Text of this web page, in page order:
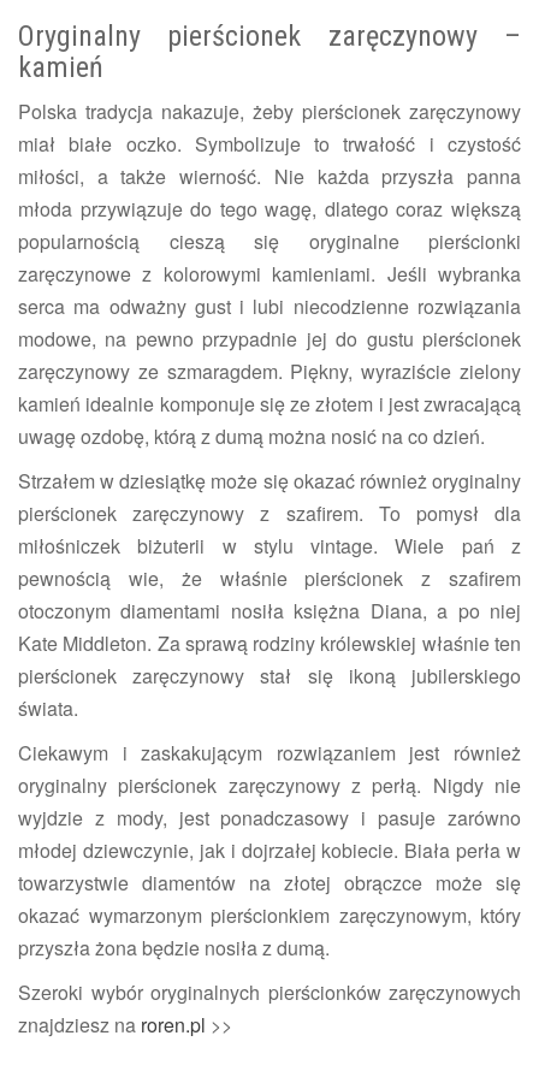
Oryginalny pierścionek zaręczynowy –
kamień
Polska tradycja nakazuje, żeby pierścionek zaręczynowy
miał białe oczko. Symbolizuje to trwałość i czystość
miłości, a także wierność. Nie każda przyszła panna
młoda przywiązuje do tego wagę, dlatego coraz większą
popularnością cieszą się oryginalne pierścionki
zaręczynowe z kolorowymi kamieniami. Jeśli wybranka
serca ma odważny gust i lubi niecodzienne rozwiązania
modowe, na pewno przypadnie jej do gustu pierścionek
zaręczynowy ze szmaragdem. Piękny, wyraziście zielony
kamień idealnie komponuje się ze złotem i jest zwracającą
uwagę ozdobę, którą z dumą można nosić na co dzień.
Strzałem w dziesiątkę może się okazać również oryginalny
pierścionek zaręczynowy z szafirem. To pomysł dla
miłośniczek biżuterii w stylu vintage. Wiele pań z
pewnością wie, że właśnie pierścionek z szafirem
otoczonym diamentami nosiła księżna Diana, a po niej
Kate Middleton. Za sprawą rodziny królewskiej właśnie ten
pierścionek zaręczynowy stał się ikoną jubilerskiego
świata.
Ciekawym i zaskakującym rozwiązaniem jest również
oryginalny pierścionek zaręczynowy z perłą. Nigdy nie
wyjdzie z mody, jest ponadczasowy i pasuje zarówno
młodej dziewczynie, jak i dojrzałej kobiecie. Biała perła w
towarzystwie diamentów na złotej obrączce może się
okazać wymarzonym pierścionkiem zaręczynowym, który
przyszła żona będzie nosiła z dumą.
Szeroki wybór oryginalnych pierścionków zaręczynowych
znajdziesz na roren.pl >>